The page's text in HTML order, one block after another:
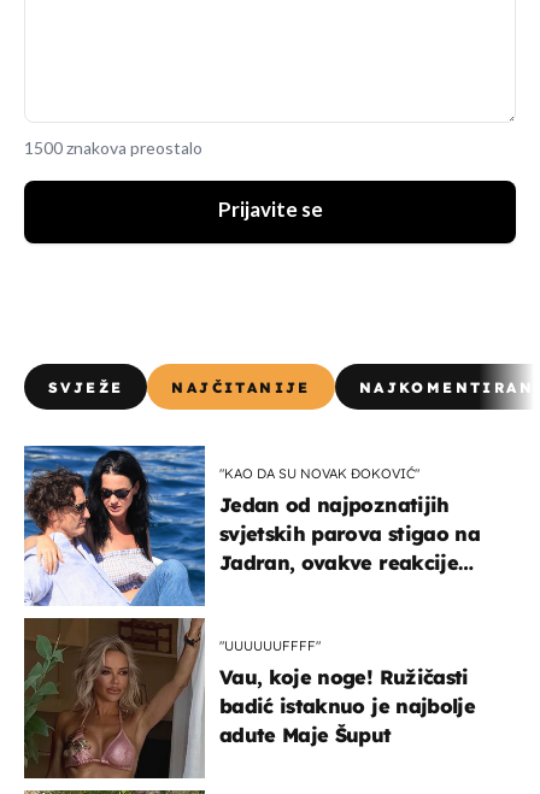
1500 znakova preostalo
Prijavite se
SVJEŽE NAJČITANIJE
"KAO DA SU NOVAK ĐOKOVIĆ"
Jedan od najpoznatijih
svjetskih parova stigao na
Jadran, ovakve reakcije
"UUUUUUFFFF"
Vau, koje noge! Ružičasti
badić istaknuo je najbolje
adute Maje Šuput